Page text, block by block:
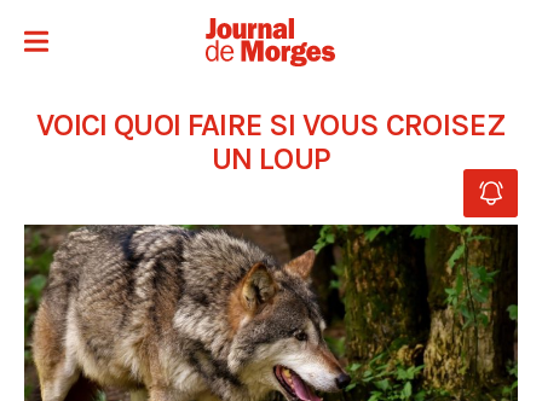
VOICI QUOI FAIRE SI VOUS CROISEZ
UN LOUP